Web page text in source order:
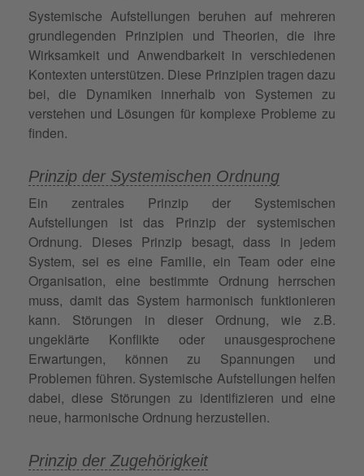
Systemische Aufstellungen beruhen auf mehreren
grundlegenden Prinzipien und Theorien, die ihre
Wirksamkeit und Anwendbarkeit in verschiedenen
Kontexten unterstützen. Diese Prinzipien tragen dazu
bei, die Dynamiken innerhalb von Systemen zu
verstehen und Lösungen für komplexe Probleme zu
finden.
Prinzip der Systemischen Ordnung
Ein zentrales Prinzip der Systemischen
Aufstellungen ist das Prinzip der systemischen
Ordnung. Dieses Prinzip besagt, dass in jedem
System, sei es eine Familie, ein Team oder eine
Organisation, eine bestimmte Ordnung herrschen
muss, damit das System harmonisch funktionieren
kann. Störungen in dieser Ordnung, wie z.B.
ungeklärte Konflikte oder unausgesprochene
Erwartungen, können zu Spannungen und
Problemen führen. Systemische Aufstellungen helfen
dabei, diese Störungen zu identifizieren und eine
neue, harmonische Ordnung herzustellen.
Prinzip der Zugehörigkeit